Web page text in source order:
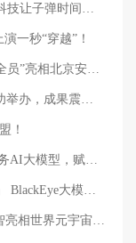
【潮新闻】时空切片与AI慢动作，当虹科技让子弹时间走进现实
一秒“穿越”！
AI大模型+城市运营，当虹龙智“数字安全员”亮相北京安博会！
DeepSeek大模型传媒行业应用研讨会成功举办，成果震撼业界！
！
盘活“沉睡资产”！“DeepSeek+虹小智”政务AI大模型，赋能国有资产数智化
当虹科技荣获「浙江省AI应用标杆企业」 BlackEye大模型再受权威认可
AI大模型如何破解“指尖之累”？当虹龙智亮相世界元宇宙大会